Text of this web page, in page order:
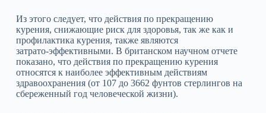
Из этого следует, что действия по прекращению
курения, снижающие риск для здоровья, так же как и
профилактика курения, также являются
затрато‑эффективными. В британском научном отчете
показано, что действия по прекращению курения
относятся к наиболее эффективным действиям
здравоохранения (от 107 до 3662 фунтов стерлингов на
сбереженный год человеческой жизни).